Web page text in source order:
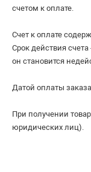
счетом к оплате.
Счет к оплате
Срок действия
он становится
Датой оплаты
При получении
юридических лиц).